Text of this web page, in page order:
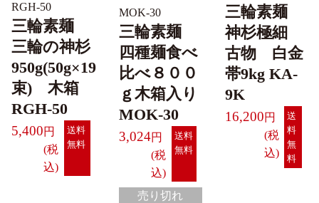
RGH-50
三輪素麺
三輪の神杉
950g(50g×19
束) 木箱
RGH-50
5,400
送料
無料
MOK-30
三輪素麺
四種麺食べ
比べ８００
ｇ木箱入り
MOK-30
3,024
送料
無料
売り切れ
三輪素麺
神杉極細
古物 白金
帯9kg KA-
9K
16,200
送
料
無
料